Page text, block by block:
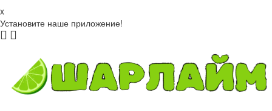
x
Установите наше приложение!